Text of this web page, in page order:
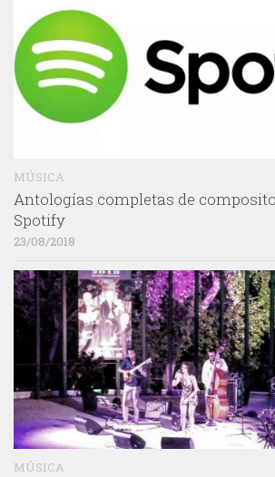
MÚSICA
Antologías completas de
Spotify
23/08/2018
MÚSICA